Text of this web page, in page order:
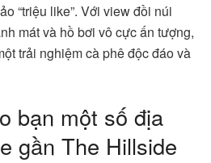
“triệu like”. Với view đồi núi
mát và hồ bơi vô cực ấn tượng,
trải nghiệm cà phê độc đáo và
bạn một số địa
gần The Hillside